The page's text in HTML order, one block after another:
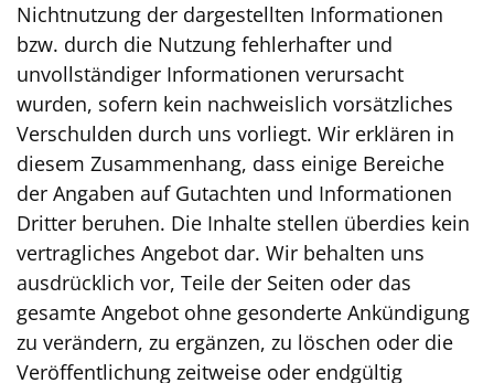
Nichtnutzung der dargestellten Informationen
bzw. durch die Nutzung fehlerhafter und
unvollständiger Informationen verursacht
wurden, sofern kein nachweislich vorsätzliches
Verschulden durch uns vorliegt. Wir erklären in
diesem Zusammenhang, dass einige Bereiche
der Angaben auf Gutachten und Informationen
Dritter beruhen. Die Inhalte stellen überdies kein
vertragliches Angebot dar. Wir behalten uns
ausdrücklich vor, Teile der Seiten oder das
gesamte Angebot ohne gesonderte Ankündigung
zu verändern, zu ergänzen, zu löschen oder die
Veröffentlichung zeitweise oder endgültig